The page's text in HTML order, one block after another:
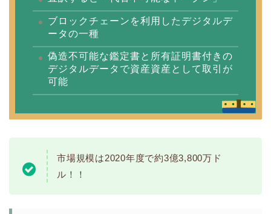
ブロックチェーンを利用したデジタルデ
ータの一種
偽造不可能な鑑定書と所有証明書付きの
デジタルデータで資産資産として取引が
可能
市場規模は2020年度で約3億3,800万ド
ル！！